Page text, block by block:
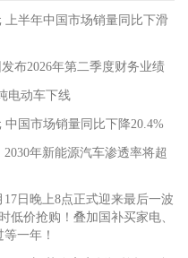
上半年中国市场销量同比下滑
布2026年第二季度财务业绩
电动车下线
国市场销量同比下降20.4%
年新能源汽车渗透率将超
日晚上8点正式迎来最后一波
低价抢购！叠加国补买家电、
一年！